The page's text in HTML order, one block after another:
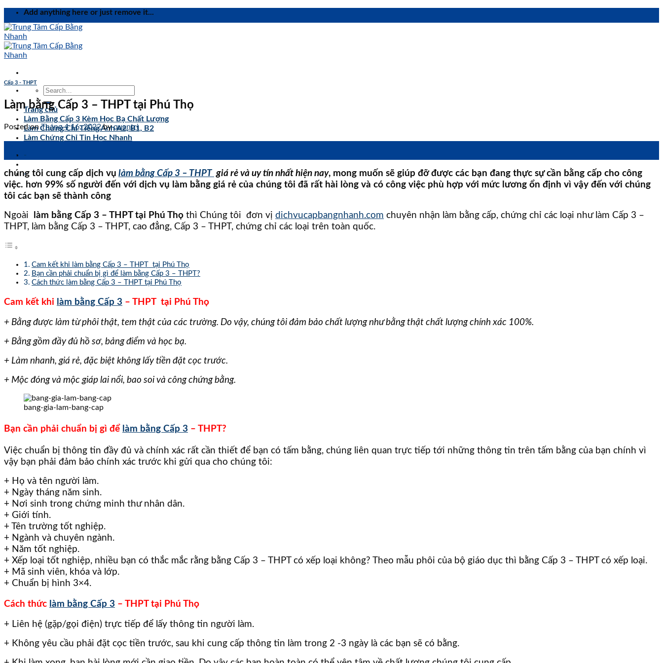
Skip
to
content
Add anything here or just remove it...
Trang chủ
Làm Bằng Cấp 3 Kèm Học Bạ Chất Lượng
Làm Chứng Chỉ Tiếng Anh A2, B1, B2
Làm Chứng Chỉ Tin Học Nhanh
-
-
Cấp 3 - THPT
Làm bằng Cấp 3 – THPT tại Phú Thọ
Posted onTháng 4 16, 2022byquantri
Th4
chúng tôi cung cấp dịch vụ làm bằng Cấp 3 – THPT giá rẻ và uy tín nhất hiện nay, mong muốn sẽ giúp đỡ được các bạn đang thực sự cần bằng cấp cho công
việc. hơn 99% số người đến với dịch vụ làm bằng giá rẻ của chúng tôi đã rất hài lòng và có công việc phù hợp với mức lương ổn định vì vậy đến với chúng
tôi các bạn sẽ thành công
Ngoài làm bằng Cấp 3 – THPT tại Phú Thọ thì Chúng tôi đơn vị dichvucapbangnhanh.com chuyên nhận làm bằng cấp, chứng chỉ các loại như làm Cấp 3 –
THPT, làm bằng Cấp 3 – THPT, cao đẳng, Cấp 3 – THPT, chứng chỉ các loại trên toàn quốc.
Cam kết khi làm bằng Cấp 3 – THPT tại Phú Thọ
Bạn cần phải chuẩn bị gì để làm bằng Cấp 3 – THPT?
Cách thức làm bằng Cấp 3 – THPT tại Phú Thọ
Cam kết khi làm bằng Cấp 3 – THPT tại Phú Thọ
+ Bằng được làm từ phôi thật, tem thật của các trường. Do vậy, chúng tôi đảm bảo chất lượng như bằng thật chất lượng chính xác 100%.
+ Bằng gồm đầy đủ hồ sơ, bảng điểm và học bạ.
+ Làm nhanh, giá rẻ, đặc biệt không lấy tiền đặt cọc trước.
+ Mộc đóng và mộc giáp lai nổi, bao soi và công chứng bằng.
bang-gia-lam-bang-cap
Bạn cần phải chuẩn bị gì để làm bằng Cấp 3 – THPT?
Việc chuẩn bị thông tin đầy đủ và chính xác rất cần thiết để bạn có tấm bằng, chúng liên quan trực tiếp tới những thông tin trên tấm bằng của bạn chính vì
vậy bạn phải đảm bảo chính xác trước khi gửi qua cho chúng tôi:
+ Họ và tên người làm.
+ Ngày tháng năm sinh.
+ Nơi sinh trong chứng minh thư nhân dân.
+ Giới tính.
+ Tên trường tốt nghiệp.
+ Ngành và chuyên ngành.
+ Năm tốt nghiệp.
+ Xếp loại tốt nghiệp, nhiều bạn có thắc mắc rằng bằng Cấp 3 – THPT có xếp loại không? Theo mẫu phôi của bộ giáo dục thì bằng Cấp 3 – THPT có xếp loại.
+ Mã sinh viên, khóa và lớp.
+ Chuẩn bị hình 3×4.
Cách thức làm bằng Cấp 3 – THPT tại Phú Thọ
+ Liên hệ (gặp/gọi điện) trực tiếp để lấy thông tin người làm.
+ Không yêu cầu phải đặt cọc tiền trước, sau khi cung cấp thông tin làm trong 2 -3 ngày là các bạn sẽ có bằng.